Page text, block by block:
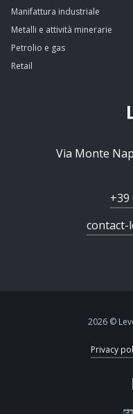
Manifattura industriale
Metalli e attività minerarie
Petrolio e gas
Retail
Via Monte
+39
contact-
2026 ©
Privacy